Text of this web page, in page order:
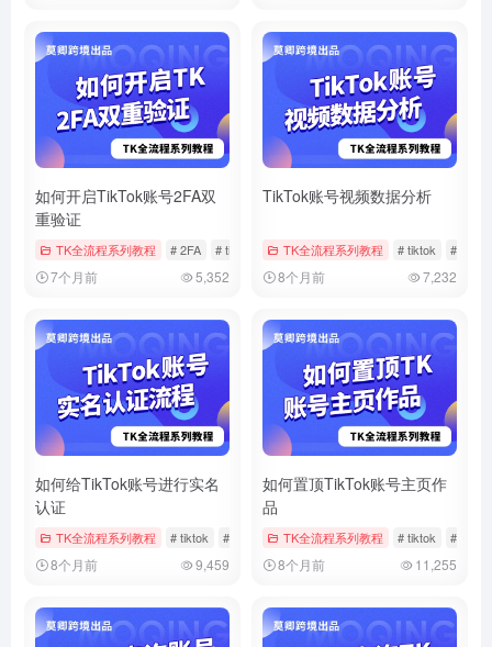
如何开启TikTok账号2FA双
重验证
TK全流程系列教程 # 2FA # tiktok # 双重验证
7个月前 5,352
TikTok账号视频数据分析
TK全流程系列教程 # tiktok # 数据
8个月前 7,232
如何给TikTok账号进行实名
认证
TK全流程系列教程 # tiktok # 官方帐户实名 # 实名
8个月前 9,459
如何置顶TikTok账号主页作
品
TK全流程系列教程 # tiktok # 作品
8个月前 11,255